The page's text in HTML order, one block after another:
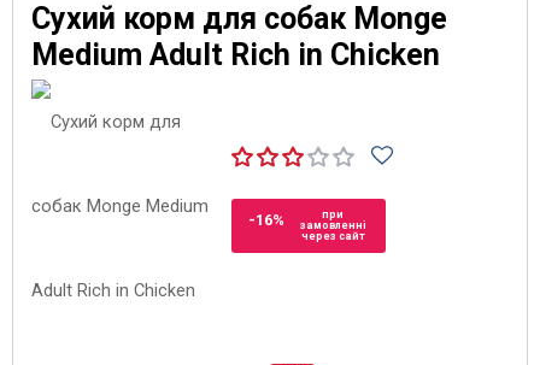
Сухий корм для собак Monge
Medium Adult Rich in Chicken
-16%
при
замовленні
через сайт